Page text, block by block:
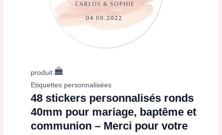
produit
Etiquettes personnalisées
48 stickers personnalisés ronds
40mm pour mariage, baptême et
communion – Merci pour votre